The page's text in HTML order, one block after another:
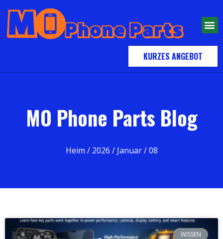
KURZES ANGEBOT
MO Phone Parts Blog
Heim / 2026 / Januar/ 08
WISSEN